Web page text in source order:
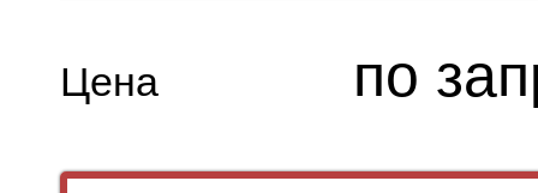
Цена по